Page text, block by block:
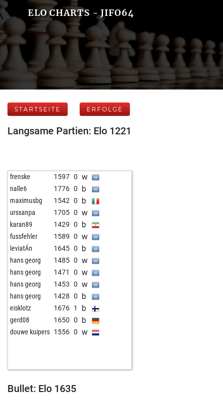
ELO CHARTS - JIFO64
STARTSEITE ERFOLGE
Langsame Partien: Elo 1221
frenske 1597 0 w
nalle6 1776 0 b
maximusbg 1542 0 b
urssanpa 1705 0 w
karan89 1429 0 b
fussfehler 1589 0 w
leviatÁn 1645 0 b
hans georg 1485 0 w
hans georg 1471 0 w
hans georg 1453 0 w
hans georg 1428 0 b
eisklotz 1676 1 b
gerd08 1650 0 b
douwe kuipers 1556 0 w
Bullet: Elo 1635